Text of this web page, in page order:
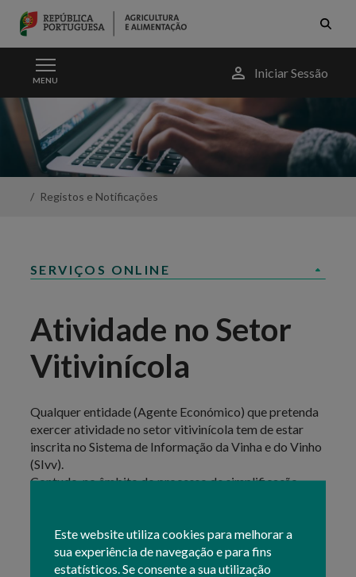
Skip to Main Content
MENU
MenuIniciar Sessão
Atividade
no
setor
vitivinícola
Este website utiliza cookies para melhorar a
sua experiência de navegação e para fins
estatísticos. Se consente a sua utilização
Registos e Notificações
SERVIÇOS ONLINE
Atividade no Setor
Vitivinícola
Qualquer entidade (Agente Económico) que pretenda
exercer atividade no setor vitivinícola tem de estar
inscrita no Sistema de Informação da Vinha e do Vinho
(SIvv).
Contudo, no âmbito do processo de simplificação
garantir melhores serviços, uma nova inscrição ou a
alteração de dados elementares das entidades é feita
no Sistema de Identificação do Beneficiário (IB) do